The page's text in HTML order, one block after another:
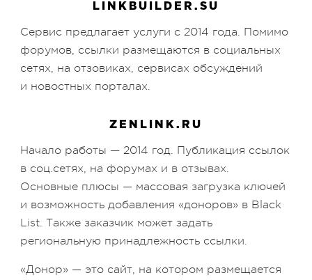
LINKBUILDER.SU
Сервис предлагает услуги с 2014 года. Помимо
форумов, ссылки размещаются в социальных
сетях, на отзовиках, сервисах обсуждений
и новостных порталах.
ZENLINK.RU
Начало работы — 2014 год. Публикация ссылок
в соц.сетях, на форумах и в отзывах.
Основные плюсы — массовая загрузка ключей
и возможность добавления «доноров» в Black
List. Также заказчик может задать
региональную принадлежность ссылки.
«Донор» — это сайт, на котором размещается